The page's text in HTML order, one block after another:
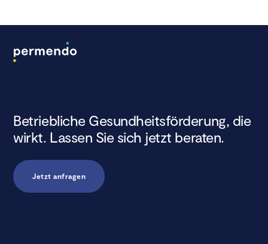
Betriebliche Gesundheitsförderung, die
wirkt. Lassen Sie sich jetzt beraten.
Jetzt anfragen